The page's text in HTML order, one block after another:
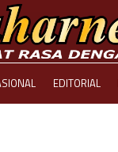
EDITORIAL